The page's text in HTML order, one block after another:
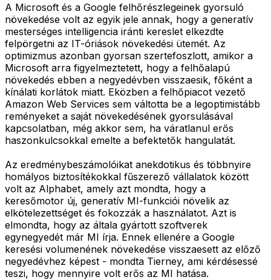
A Microsoft és a Google felhőrészlegeinek gyorsuló
növekedése volt az egyik jele annak, hogy a generatív
mesterséges intelligencia iránti kereslet elkezdte
felpörgetni az IT-óriások növekedési ütemét. Az
optimizmus azonban gyorsan szertefoszlott, amikor a
Microsoft arra figyelmeztetett, hogy a felhőalapú
növekedés ebben a negyedévben visszaesik, főként a
kínálati korlátok miatt. Eközben a felhőpiacot vezető
Amazon Web Services sem váltotta be a legoptimistább
reményeket a saját növekedésének gyorsulásával
kapcsolatban, még akkor sem, ha váratlanul erős
haszonkulcsokkal emelte a befektetők hangulatát.
Az eredménybeszámolóikat anekdotikus és többnyire
homályos biztosítékokkal fűszerező vállalatok között
volt az Alphabet, amely azt mondta, hogy a
keresőmotor új, generatív MI-funkciói növelik az
elkötelezettséget és fokozzák a használatot. Azt is
elmondta, hogy az általa gyártott szoftverek
egynegyedét már MI írja. Ennek ellenére a Google
keresési volumenének növekedése visszaesett az előző
negyedévhez képest - mondta Tierney, ami kérdésessé
teszi, hogy mennyire volt erős az MI hatása.